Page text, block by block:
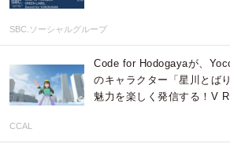
SBC.ソーシャルグループ
Code for Hodogayaが、
のキャラクター「星川とば
魅力を楽しく発信する！V
CCAL